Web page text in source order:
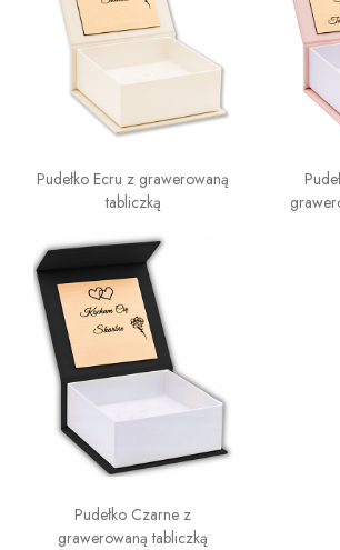
Pudełko Ecru z grawerowaną
tabliczką
Pudełko Czarne z
grawerowaną tabliczką